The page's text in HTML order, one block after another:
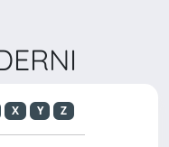
X Y Z